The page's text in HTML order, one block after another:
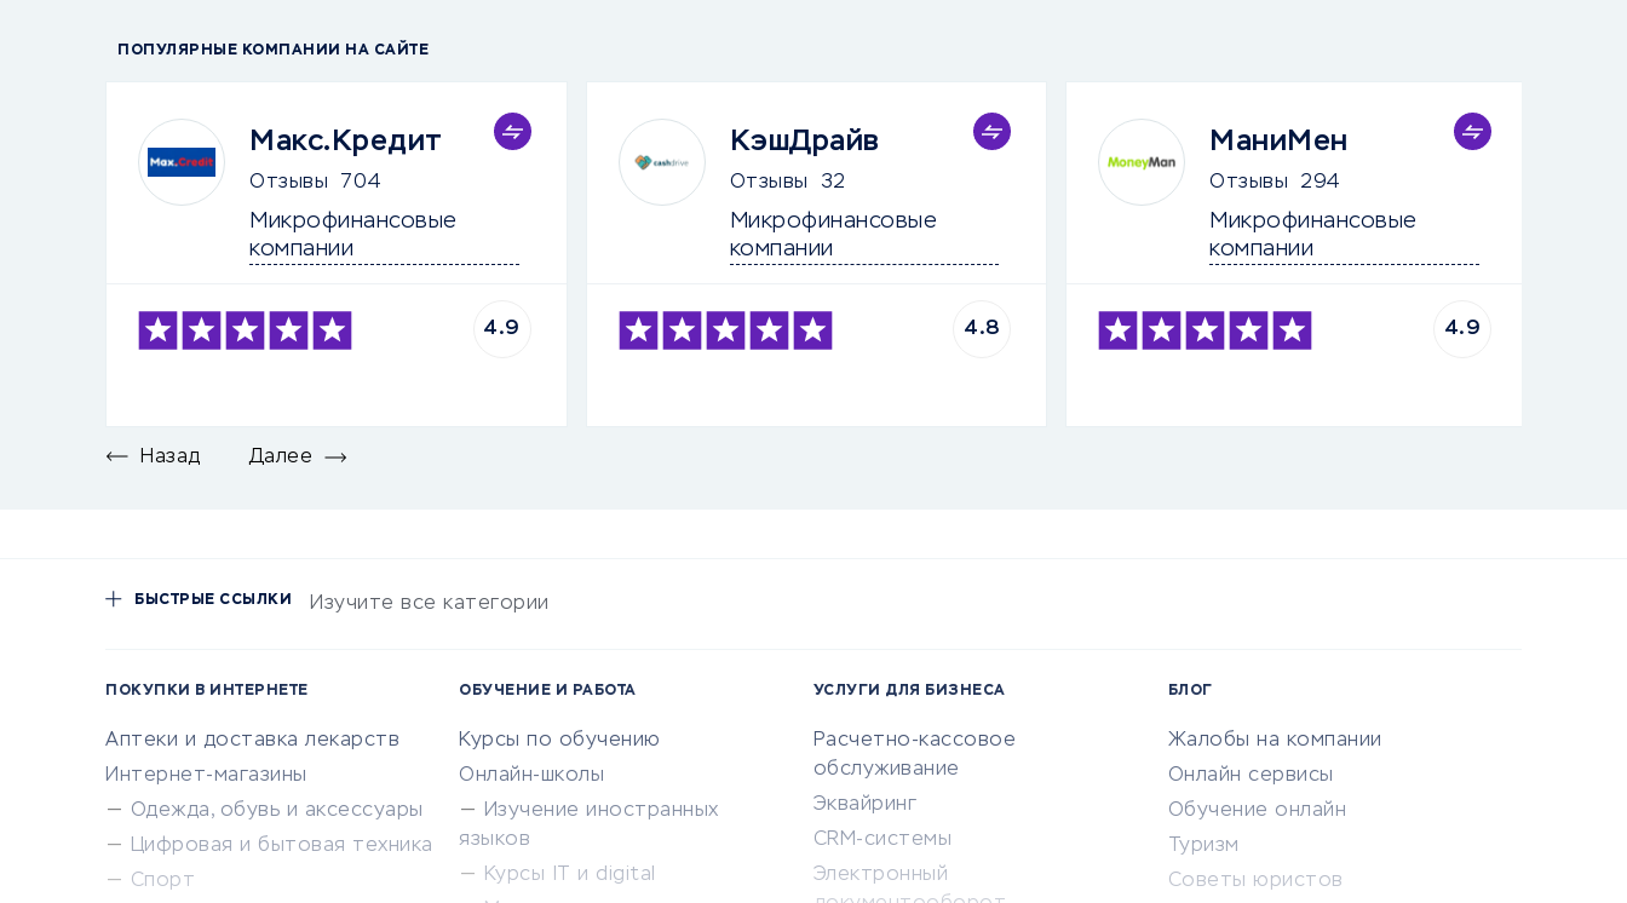
ПОПУЛЯРНЫЕ КОМПАНИИ НА САЙТЕ
Макс.Кредит
Отзывы 704
Микрофинансовые
компании
4.9
КэшДрайв
Отзывы 32
Микрофинансовые
компании
4.8
МаниМен
Отзывы 294
Микрофинансовые
компании
4.9
Назад Далее
БЫСТРЫЕ ССЫЛКИ Изучите все категории
ПОКУПКИ В ИНТЕРНЕТЕ
Аптеки и доставка лекарств
Интернет-магазины
Одежда, обувь и аксессуары
Цифровая и бытовая техника
Спорт
ОБУЧЕНИЕ И РАБОТА
Курсы по обучению
Онлайн-школы
Изучение иностранных
языков
Курсы IT и digital
УСЛУГИ ДЛЯ БИЗНЕСА
Расчетно-кассовое
обслуживание
Эквайринг
CRM-системы
Электронный
БЛОГ
Жалобы на компании
Онлайн сервисы
Обучение онлайн
Туризм
Советы юристов